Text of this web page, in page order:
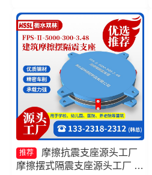
推荐
摩擦抗震支座源头工厂
摩擦摆式隔震支座源头工厂 摩